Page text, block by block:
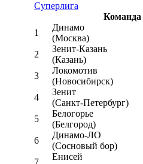
Суперлига
Команда
1
Динамо
(Москва)
2
Зенит-Казань
(Казань)
3
Локомотив
(Новосибирск)
4
Зенит
(Санкт-Петербург)
5
Белогорье
(Белгород)
6
Динамо-ЛО
(Сосновый бор)
7
Енисей